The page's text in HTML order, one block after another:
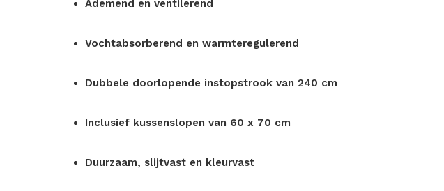
Ademend en ventilerend
Vochtabsorberend en warmteregulerend
Dubbele doorlopende instopstrook van 240 cm
Inclusief kussenslopen van 60 x 70 cm
Duurzaam, slijtvast en kleurvast